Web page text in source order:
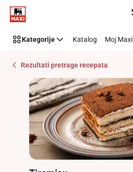
Preskoči link
Recipe
Details
Kategorije Katalog Moj Maxi
Rezultati pretrage recepata